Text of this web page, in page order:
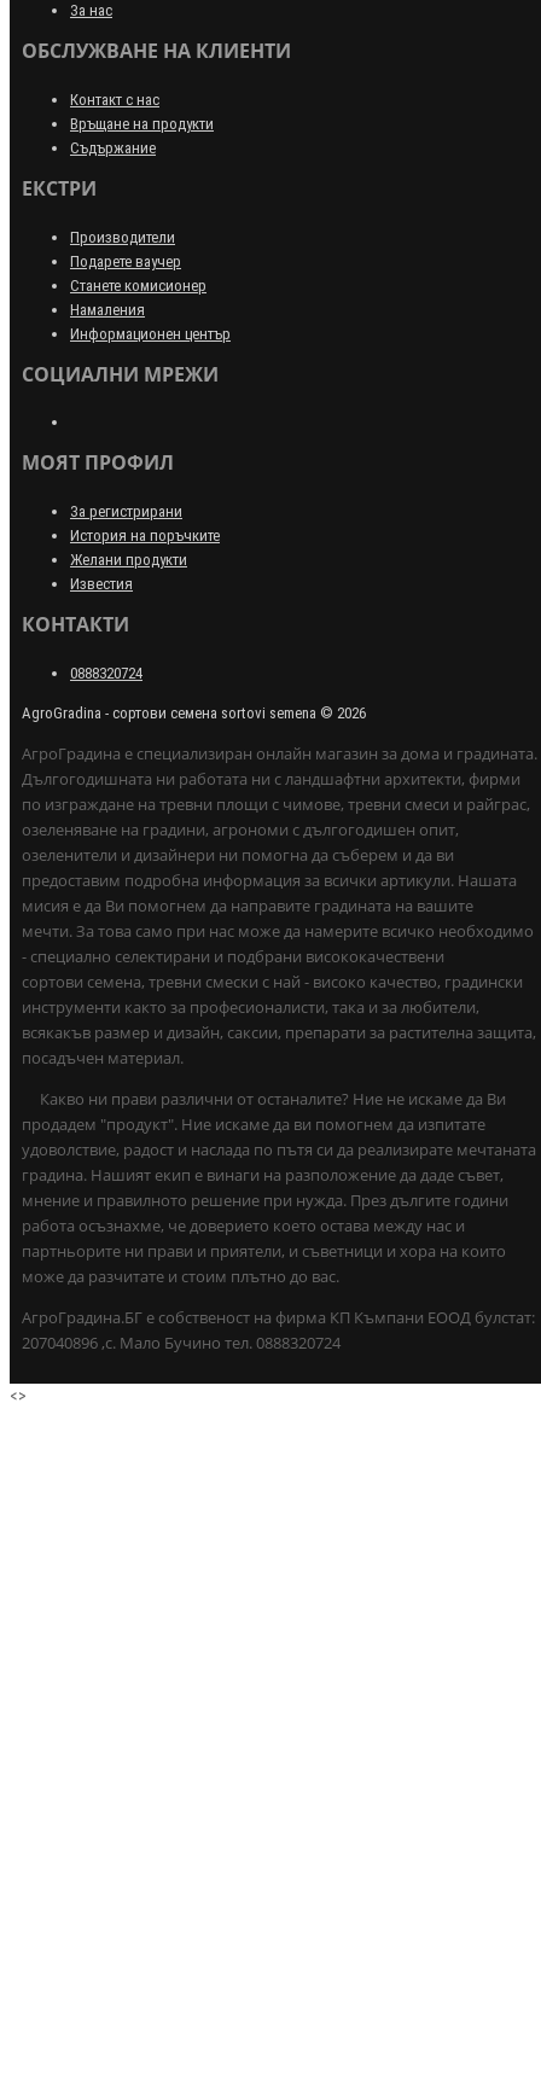
За нас
ОБСЛУЖВАНЕ НА КЛИЕНТИ
Контакт с нас
Връщане на продукти
Съдържание
ЕКСТРИ
Производители
Подарете ваучер
Станете комисионер
Намаления
Информационен център
СОЦИАЛНИ МРЕЖИ
МОЯТ ПРОФИЛ
За регистрирани
История на поръчките
Желани продукти
Известия
КОНТАКТИ
0888320724
AgroGradina - сортови семена sortovi semena © 2026
АгроГрадина е специализиран онлайн магазин за дома и градината.
Дългогодишната ни работата ни с ландшафтни архитекти, фирми
по изграждане на тревни площи с чимове, тревни смеси и райграс,
озеленяване на градини, агрономи с дългогодишен опит,
озеленители и дизайнери ни помогна да съберем и да ви
предоставим подробна информация за всички артикули. Нашата
мисия е да Ви помогнем да направите градината на вашите
мечти. За това само при нас може да намерите всичко необходимо
- специално селектирани и подбрани висококачествени
сортови семена, тревни смески с най - високо качество, градински
инструменти както за професионалисти, така и за любители,
всякакъв размер и дизайн, саксии, препарати за растителна защита,
посадъчен материал.
Какво ни прави различни от останалите? Ние не искаме да Ви
продадем "продукт". Ние искаме да ви помогнем да изпитате
удоволствие, радост и наслада по пътя си да реализирате мечтаната
градина. Нашият екип е винаги на разположение да даде съвет,
мнение и правилното решение при нужда. През дългите години
работа осъзнахме, че доверието което остава между нас и
партньорите ни прави и приятели, и съветници и хора на които
може да разчитате и стоим плътно до вас.
АгроГрадина.БГ е собственост на фирма КП Къмпани ЕООД булстат:
207040896 ,с. Мало Бучино тел. 0888320724
<>